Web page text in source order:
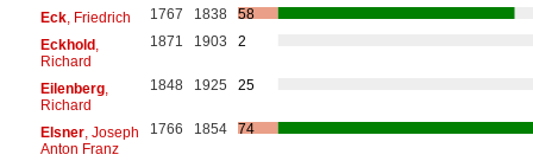
Eck, Friedrich 1767 1838
58
Eckhold,
Richard
1871 1903 2
Eilenberg,
Richard
1848 1925 25
Elsner, Joseph
Anton Franz
1766 1854 74